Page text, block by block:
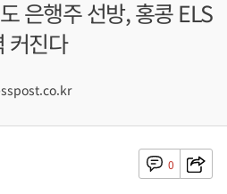
은행주 선방, 홍콩 ELS
커진다
0